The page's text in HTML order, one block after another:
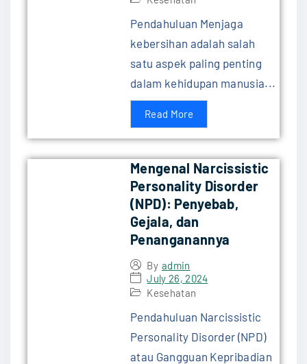
Pendahuluan Menjaga
kebersihan adalah salah
satu aspek paling penting
dalam kehidupan manusia...
Read More
Mengenal Narcissistic
Personality Disorder
(NPD): Penyebab,
Gejala, dan
Penanganannya
By admin
July 26, 2024
Kesehatan
Pendahuluan Narcissistic
Personality Disorder (NPD)
atau Gangguan Kepribadian